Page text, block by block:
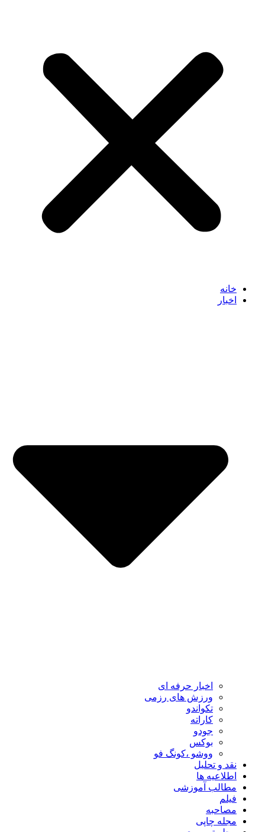
خانه
اخبار
اخبار حرفه ای
ورزش های رزمی
تکواندو
کاراته
جودو
بوکس
ووشو ،کونگ فو
نقد و تحلیل
اطلاعیه ها
مطالب آموزشی
فیلم
مصاحبه
مجله چاپی